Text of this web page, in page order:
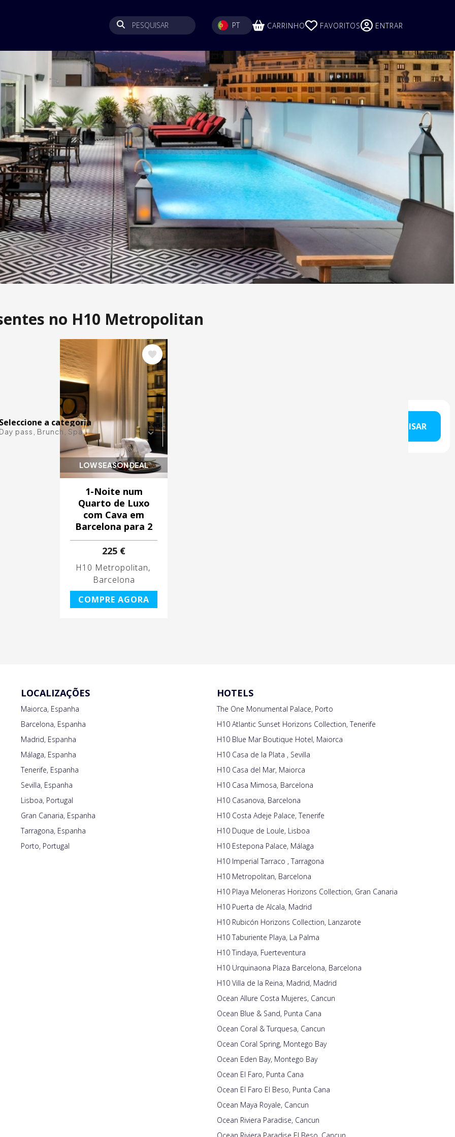
PESQUISAR SELECT YOUR LANGUAGE
PT CARRINHO FAVORITOS ENTRAR
H10. Desfrute
a rotina
Seleccione a categoria
Day pass, Brunch, Spa... PESQUISAR
no H10 Metropolitan
LOW SEASON DEAL
Imagem
1-Noite num
Quarto de Luxo
com Cava em
Barcelona para 2
225 €
H10 Metropolitan
Barcelona
COMPRE AGORA
LOCALIZAÇÕES
Maiorca, Espanha
Barcelona, Espanha
Madrid, Espanha
Málaga, Espanha
Tenerife, Espanha
Sevilla, Espanha
Lisboa, Portugal
Gran Canaria, Espanha
Tarragona, Espanha
Porto, Portugal
HOTELS
The One Monumental Palace, Porto
H10 Atlantic Sunset Horizons Collection, Tenerife
H10 Blue Mar Boutique Hotel, Maiorca
H10 Casa de la Plata , Sevilla
H10 Casa del Mar, Maiorca
H10 Casa Mimosa, Barcelona
H10 Casanova, Barcelona
H10 Costa Adeje Palace, Tenerife
H10 Duque de Loule, Lisboa
H10 Estepona Palace, Málaga
H10 Imperial Tarraco , Tarragona
H10 Metropolitan, Barcelona
H10 Playa Meloneras Horizons Collection, Gran Canaria
H10 Puerta de Alcala, Madrid
H10 Rubicón Horizons Collection, Lanzarote
H10 Taburiente Playa, La Palma
H10 Tindaya, Fuerteventura
H10 Urquinaona Plaza Barcelona, Barcelona
H10 Villa de la Reina, Madrid, Madrid
Ocean Allure Costa Mujeres, Cancun
Ocean Blue & Sand, Punta Cana
Ocean Coral & Turquesa, Cancun
Ocean Coral Spring, Montego Bay
Ocean Eden Bay, Montego Bay
Ocean El Faro, Punta Cana
Ocean El Faro El Beso, Punta Cana
Ocean Maya Royale, Cancun
Ocean Riviera Paradise, Cancun